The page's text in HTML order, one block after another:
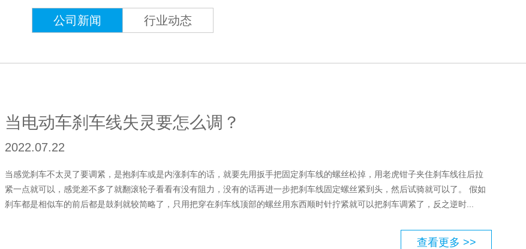
公司新闻 行业动态
当电动车刹车线失灵要怎么调？
2022.07.22
当感觉刹车不太灵了要调紧，是抱刹车或是内涨刹车的话，就要先用扳手把固定刹车线的螺丝松掉，用老虎钳子夹住刹车线往后拉
紧一点就可以，感觉差不多了就翻滚轮子看看有没有阻力，没有的话再进一步把刹车线固定螺丝紧到头，然后试骑就可以了。 假如
刹车都是相似车的前后都是鼓刹就较简略了，只用把穿在刹车线顶部的螺丝用东西顺时针拧紧就可以把刹车调紧了，反之逆时...
查看更多 >>